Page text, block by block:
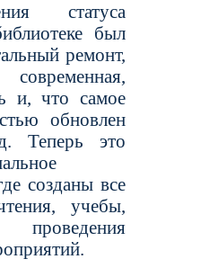
статуса
был
ремонт,
и, что самое
обновлен
Теперь это
созданы все
учебы,